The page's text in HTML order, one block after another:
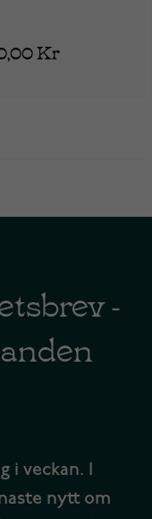
Kr
-
i veckan. I
nytt om